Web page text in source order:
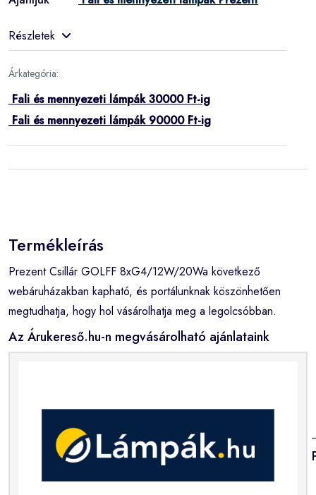
Részletek
Árkategória:
Fali és mennyezeti lámpák 30000 Ft-ig
Fali és mennyezeti lámpák 90000 Ft-ig
Termékleírás
Prezent Csillár GOLFF 8xG4/12W/20Wa következő
webáruházakban kapható, és portálunknak köszönhetően
megtudhatja, hogy hol vásárolhatja meg a legolcsóbban.
Az Árukereső.hu-n megvásárolható ajánlataink